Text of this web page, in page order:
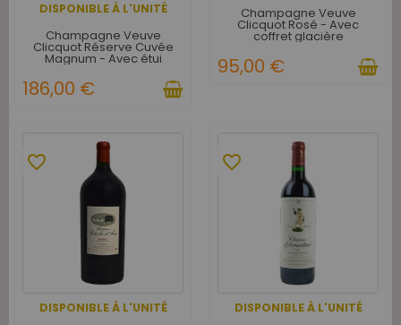
DISPONIBLE À L'UNITÉ
Champagne Veuve
Clicquot Réserve Cuvée
Magnum - Avec étui
186,00 €
Champagne Veuve
Clicquot Rosé - Avec
coffret glacière
95,00 €
DISPONIBLE À L'UNITÉ
favorite_border
DISPONIBLE À L'UNITÉ
favorite_border